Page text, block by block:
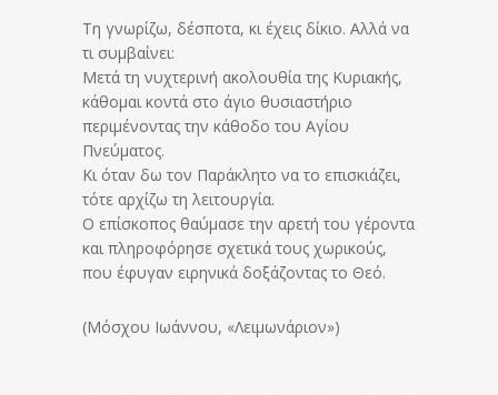
Τη γνωρίζω, δέσποτα, κι έχεις δίκιο. Αλλά να
τι συμβαίνει:
Μετά τη νυχτερινή ακολουθία της Κυριακής,
κάθομαι κοντά στο άγιο θυσιαστήριο
περιμένοντας την κάθοδο του Αγίου
Πνεύματος.
Κι όταν δω τον Παράκλητο να το επισκιάζει,
τότε αρχίζω τη λειτουργία.
Ο επίσκοπος θαύμασε την αρετή του γέροντα
και πληροφόρησε σχετικά τους χωρικούς,
που έφυγαν ειρηνικά δοξάζοντας το Θεό.
(Μόσχου Ιωάννου, «Λειμωνάριον»)